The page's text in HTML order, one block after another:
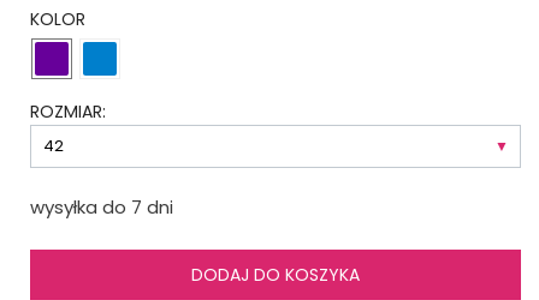
KOLOR
ROZMIAR:
wysyłka do 7 dni
DODAJ DO KOSZYKA